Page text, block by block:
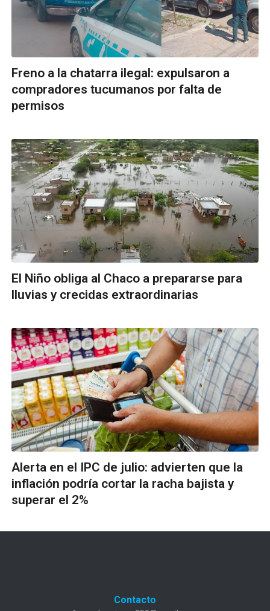
Freno a la chatarra ilegal: expulsaron a
compradores tucumanos por falta de
permisos
El Niño obliga al Chaco a prepararse para
lluvias y crecidas extraordinarias
Alerta en el IPC de julio: advierten que la
inflación podría cortar la racha bajista y
superar el 2%
Contacto